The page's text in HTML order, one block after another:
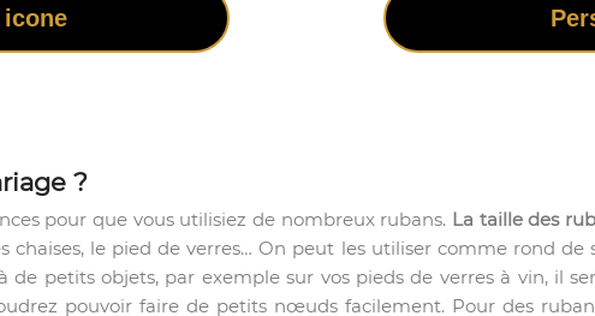
icone
?
pour que vous utilisiez de nombreux rubans. La taille des
chaises, le pied de verres… On peut les utiliser comme rond
de petits objets, par exemple sur vos pieds de verres à vin, il
pouvoir faire de petits nœuds facilement. Pour des